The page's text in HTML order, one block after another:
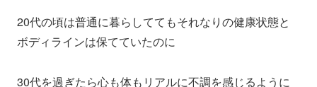
20代の頃は普通に暮らしててもそれなりの健康状態と
ボディラインは保てていたのに
30代を過ぎたら心も体もリアルに不調を感じるように